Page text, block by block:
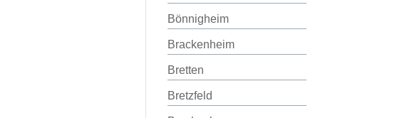
Bönnigheim
Brackenheim
Bretten
Bretzfeld